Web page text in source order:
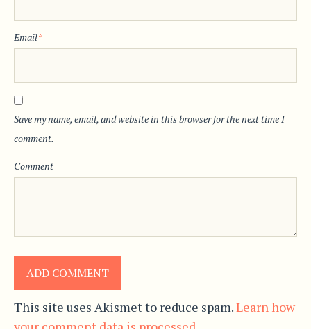
Email*
Save my name, email, and website in this browser for the next time I
comment.
Comment
This site uses Akismet to reduce spam.Learn how